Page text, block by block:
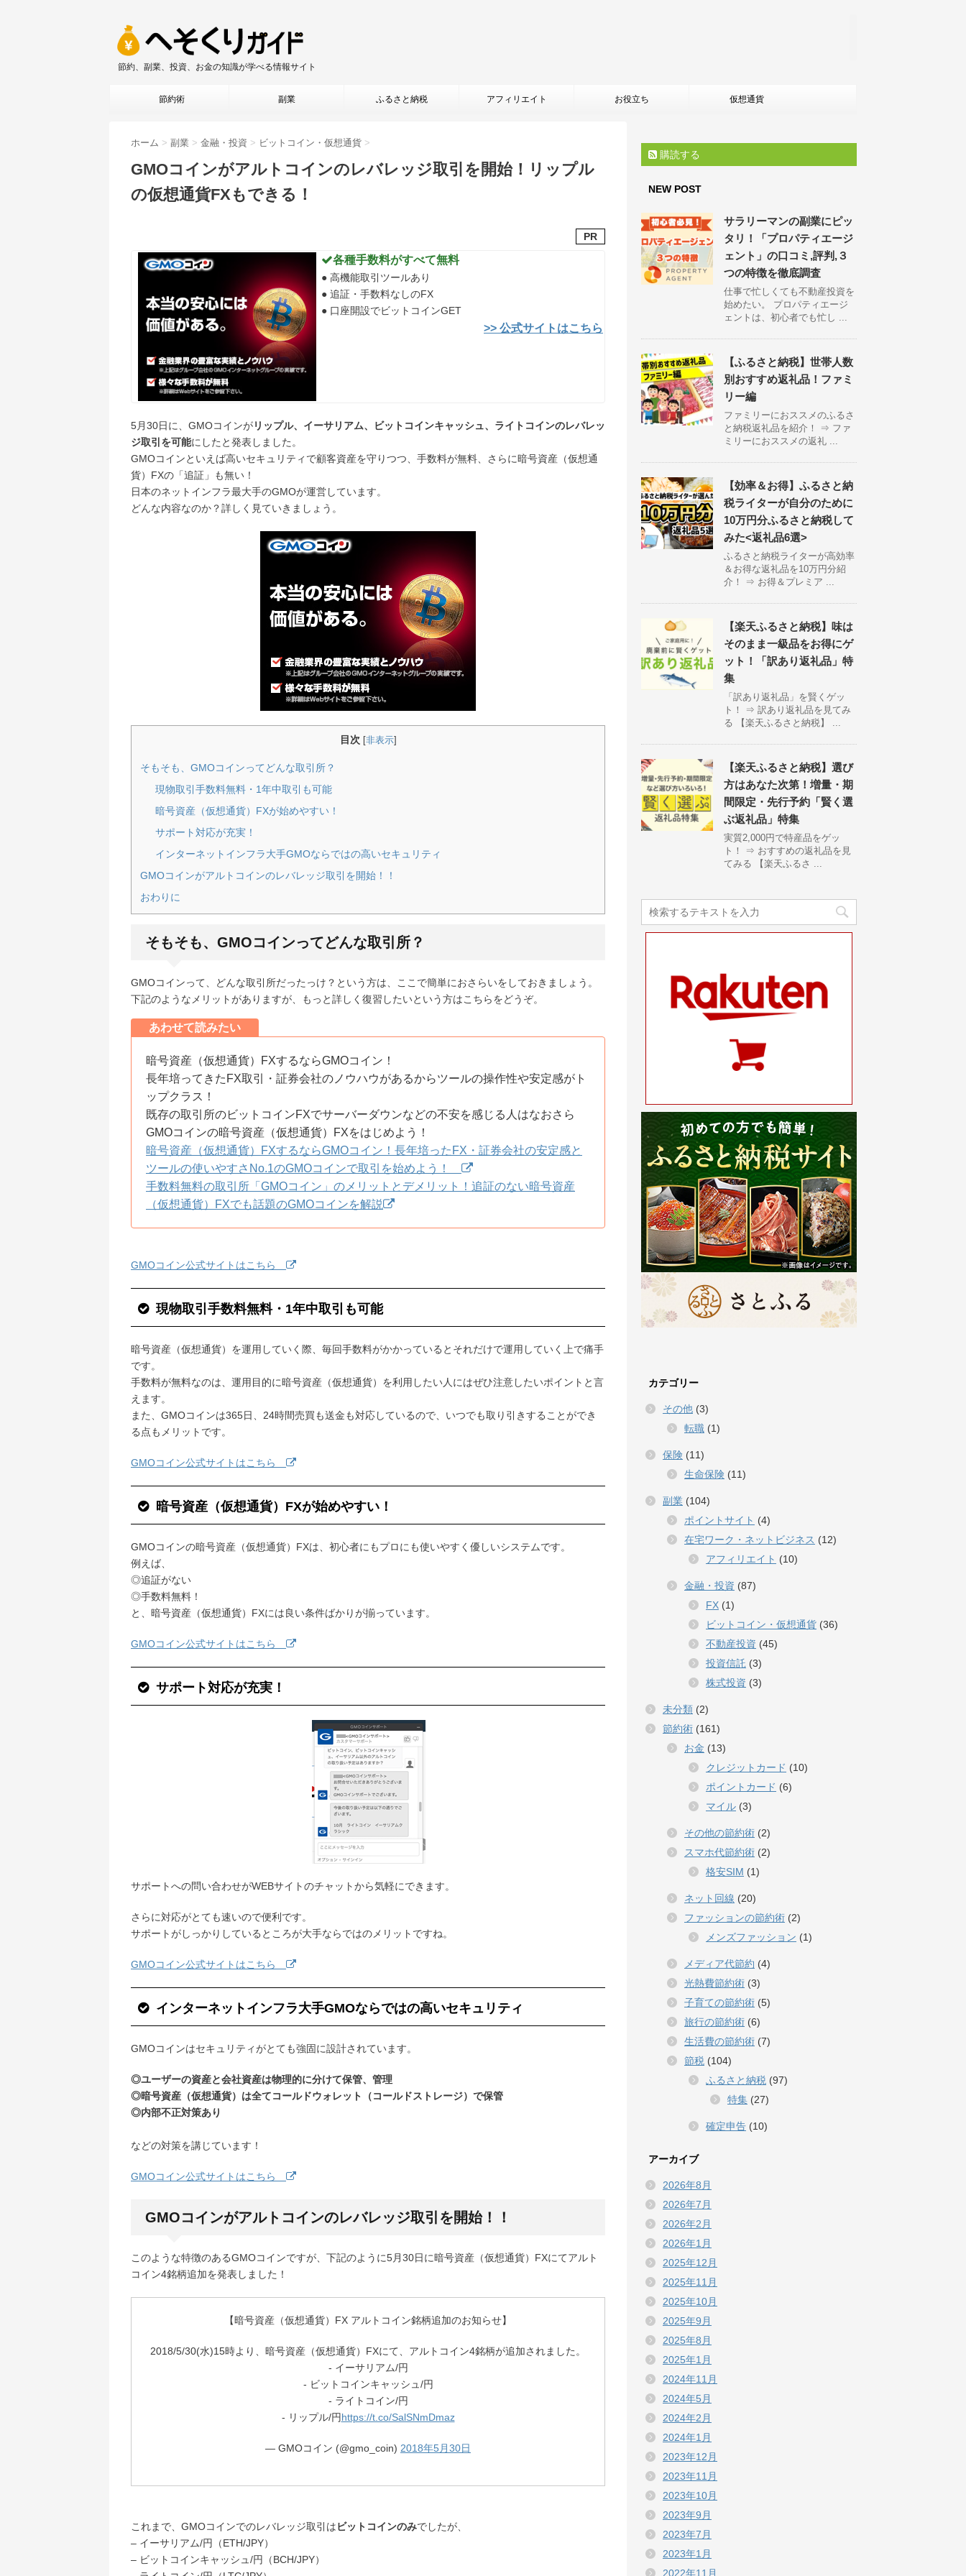
節約、副業、投資、お金の知識が学べる情報サイト
節約術 副業 ふるさと納税 アフィリエイト お役立ち 仮想通貨
ホーム > 副業 > 金融・投資 > ビットコイン・仮想通貨 >
GMOコインがアルトコインのレバレッジ取引を開始！リップル
の仮想通貨FXもできる！
PR
各種手数料がすべて無料
● 高機能取引ツールあり
● 追証・手数料なしのFX
● 口座開設でビットコインGET
>> 公式サイトはこちら
5月30日に、GMOコインがリップル、イーサリアム、ビットコインキャッシュ、ライトコインのレバレッ
ジ取引を可能にしたと発表しました。
GMOコインといえば高いセキュリティで顧客資産を守りつつ、手数料が無料、さらに暗号資産（仮想通
貨）FXの「追証」も無い！
日本のネットインフラ最大手のGMOが運営しています。
どんな内容なのか？詳しく見ていきましょう。
目次 [非表示]
そもそも、GMOコインってどんな取引所？
現物取引手数料無料・1年中取引も可能
暗号資産（仮想通貨）FXが始めやすい！
サポート対応が充実！
インターネットインフラ大手GMOならではの高いセキュリティ
GMOコインがアルトコインのレバレッジ取引を開始！！
おわりに
そもそも、GMOコインってどんな取引所？
GMOコインって、どんな取引所だったっけ？という方は、ここで簡単におさらいをしておきましょう。
下記のようなメリットがありますが、もっと詳しく復習したいという方はこちらをどうぞ。
あわせて読みたい
暗号資産（仮想通貨）FXするならGMOコイン！
長年培ってきたFX取引・証券会社のノウハウがあるからツールの操作性や安定感がト
ップクラス！
既存の取引所のビットコインFXでサーバーダウンなどの不安を感じる人はなおさら
GMOコインの暗号資産（仮想通貨）FXをはじめよう！
暗号資産（仮想通貨）FXするならGMOコイン！長年培ったFX・証券会社の安定感と
ツールの使いやすさNo.1のGMOコインで取引を始めよう！
手数料無料の取引所「GMOコイン」のメリットとデメリット！追証のない暗号資産
（仮想通貨）FXでも話題のGMOコインを解説
GMOコイン公式サイトはこちら
現物取引手数料無料・1年中取引も可能
暗号資産（仮想通貨）を運用していく際、毎回手数料がかかっているとそれだけで運用していく上で痛手
です。
手数料が無料なのは、運用目的に暗号資産（仮想通貨）を利用したい人にはぜひ注意したいポイントと言
えます。
また、GMOコインは365日、24時間売買も送金も対応しているので、いつでも取り引きすることができ
る点もメリットです。
GMOコイン公式サイトはこちら
暗号資産（仮想通貨）FXが始めやすい！
GMOコインの暗号資産（仮想通貨）FXは、初心者にもプロにも使いやすく優しいシステムです。
例えば、
◎追証がない
◎手数料無料！
と、暗号資産（仮想通貨）FXには良い条件ばかりが揃っています。
GMOコイン公式サイトはこちら
サポート対応が充実！
サポートへの問い合わせがWEBサイトのチャットから気軽にできます。
さらに対応がとても速いので便利です。
サポートがしっかりしているところが大手ならではのメリットですね。
GMOコイン公式サイトはこちら
インターネットインフラ大手GMOならではの高いセキュリティ
GMOコインはセキュリティがとても強固に設計されています。
◎ユーザーの資産と会社資産は物理的に分けて保管、管理
◎暗号資産（仮想通貨）は全てコールドウォレット（コールドストレージ）で保管
◎内部不正対策あり
などの対策を講じています！
GMOコイン公式サイトはこちら
GMOコインがアルトコインのレバレッジ取引を開始！！
このような特徴のあるGMOコインですが、下記のように5月30日に暗号資産（仮想通貨）FXにてアルト
コイン4銘柄追加を発表しました！
【暗号資産（仮想通貨）FX アルトコイン銘柄追加のお知らせ】
2018/5/30(水)15時より、暗号資産（仮想通貨）FXにて、アルトコイン4銘柄が追加されました。
- イーサリアム/円
- ビットコインキャッシュ/円
- ライトコイン/円
- リップル/円https://t.co/SalSNmDmaz
— GMOコイン (@gmo_coin) 2018年5月30日
これまで、GMOコインでのレバレッジ取引はビットコインのみでしたが、
– イーサリアム/円（ETH/JPY）
– ビットコインキャッシュ/円（BCH/JPY）
購読する
NEW POST
サラリーマンの副業にピッ
タリ！「プロパティエージ
ェント」の口コミ,評判,３
つの特徴を徹底調査
仕事で忙しくても不動産投資を
始めたい。 プロパティエージ
ェントは、初心者でも忙し ...
【ふるさと納税】世帯人数
別おすすめ返礼品！ファミ
リー編
ファミリーにおススメのふるさ
と納税返礼品を紹介！ ⇒ ファ
ミリーにおススメの返礼 ...
【効率＆お得】ふるさと納
税ライターが自分のために
10万円分ふるさと納税して
みた<返礼品6選>
ふるさと納税ライターが高効率
＆お得な返礼品を10万円分紹
介！ ⇒ お得＆プレミア ...
【楽天ふるさと納税】味は
そのまま一級品をお得にゲ
ット！「訳あり返礼品」特
集
「訳あり返礼品」を賢くゲッ
ト！ ⇒ 訳あり返礼品を見てみ
る 【楽天ふるさと納税】 ...
【楽天ふるさと納税】選び
方はあなた次第！増量・期
間限定・先行予約「賢く選
ぶ返礼品」特集
実質2,000円で特産品をゲッ
ト！ ⇒ おすすめの返礼品を見
てみる 【楽天ふるさ ...
カテゴリー
その他 (3)
転職 (1)
保険 (11)
生命保険 (11)
副業 (104)
ポイントサイト (4)
在宅ワーク・ネットビジネス (12)
アフィリエイト (10)
金融・投資 (87)
FX (1)
ビットコイン・仮想通貨 (36)
不動産投資 (45)
投資信託 (3)
株式投資 (3)
未分類 (2)
節約術 (161)
お金 (13)
クレジットカード (10)
ポイントカード (6)
マイル (3)
その他の節約術 (2)
スマホ代節約術 (2)
格安SIM (1)
ネット回線 (20)
ファッションの節約術 (2)
メンズファッション (1)
メディア代節約 (4)
光熱費節約術 (3)
子育ての節約術 (5)
旅行の節約術 (6)
生活費の節約術 (7)
節税 (104)
ふるさと納税 (97)
特集 (27)
確定申告 (10)
アーカイブ
2026年8月
2026年7月
2026年2月
2026年1月
2025年12月
2025年11月
2025年10月
2025年9月
2025年8月
2025年1月
2024年11月
2024年5月
2024年2月
2024年1月
2023年12月
2023年11月
2023年10月
2023年9月
2023年7月
2023年1月
2022年11月